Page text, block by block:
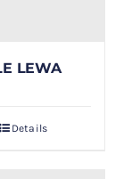
LEWA
Details